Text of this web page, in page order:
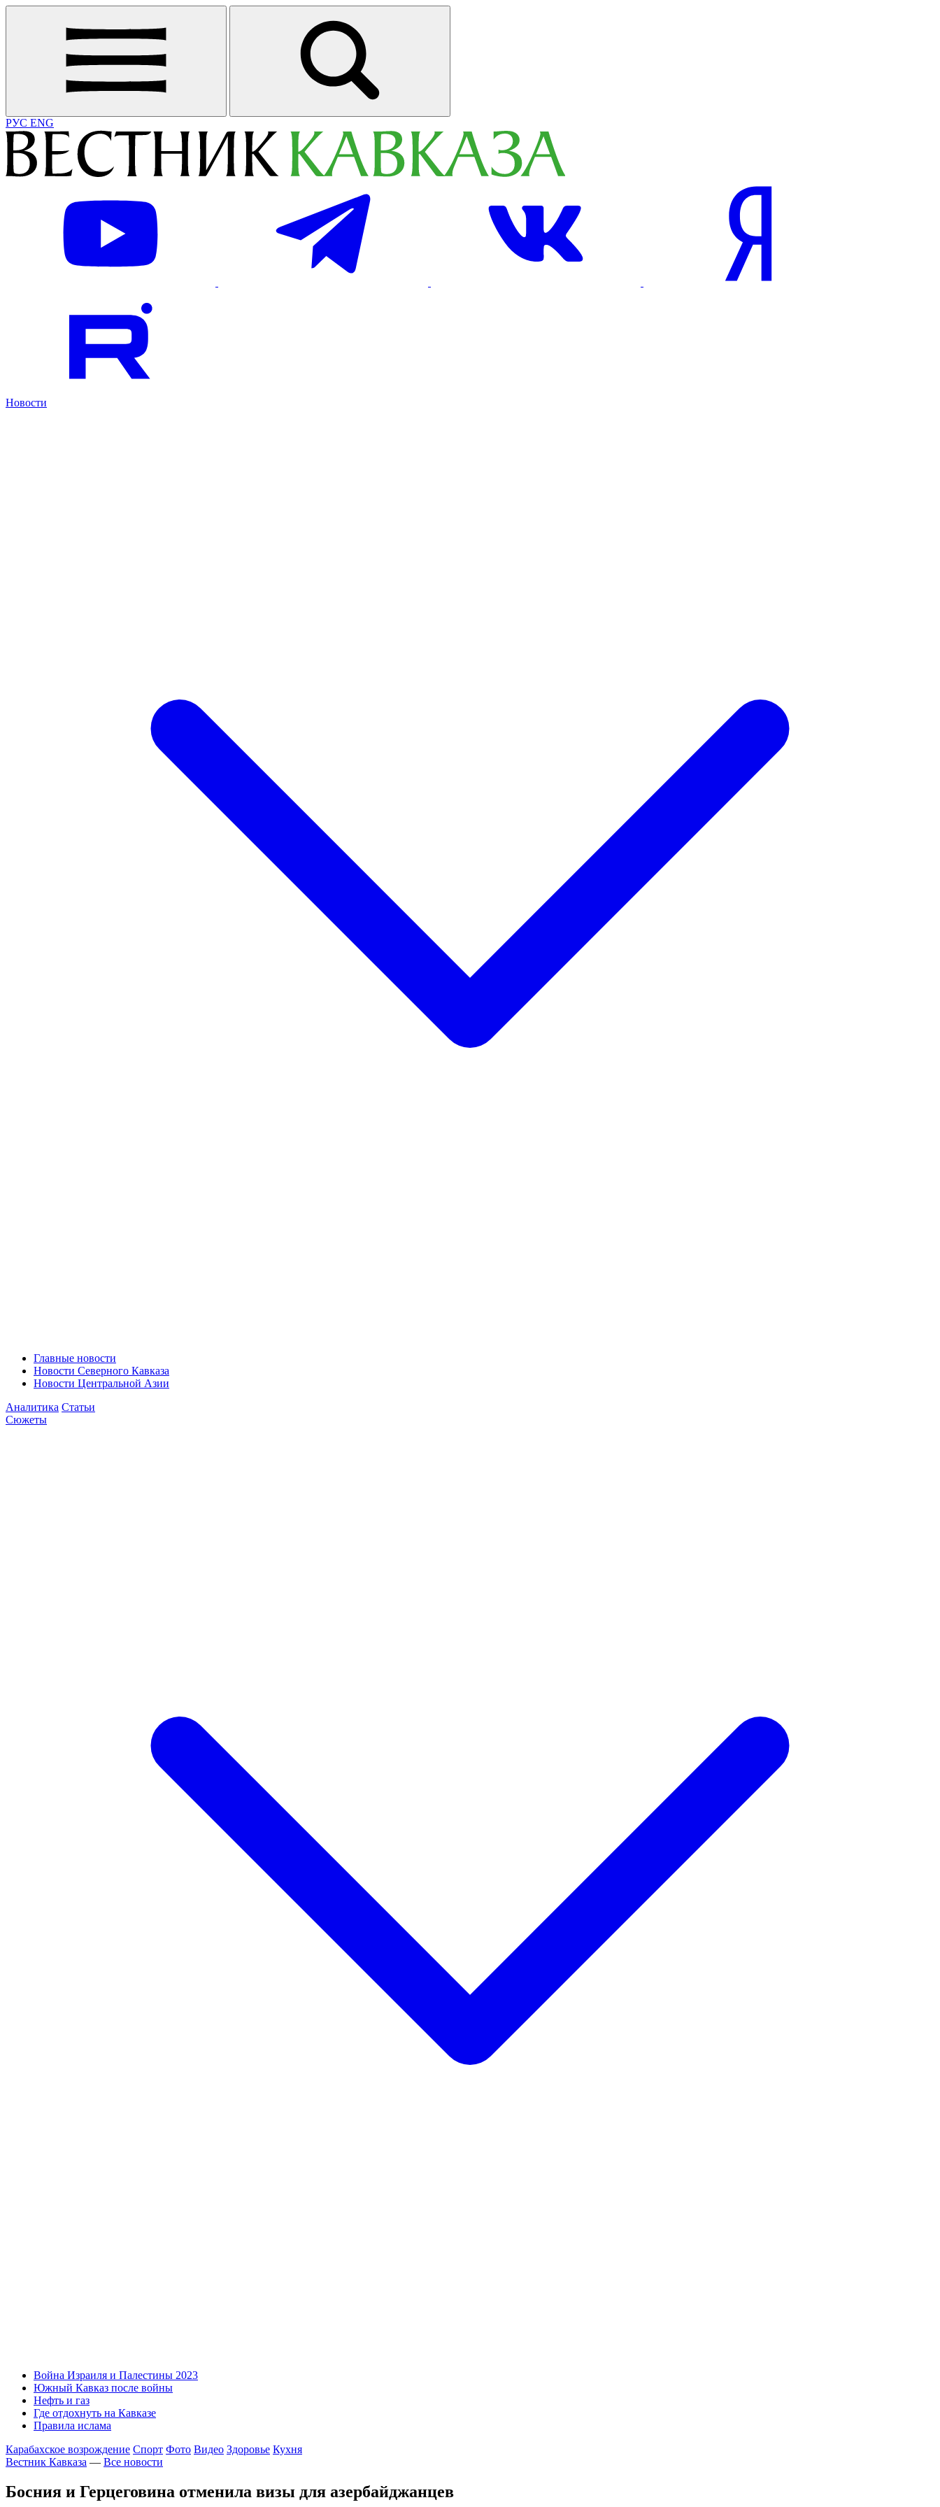
РУС ENG
Новости
Главные новости
Новости Северного Кавказа
Новости Центральной Азии
Аналитика Статьи
Сюжеты
Война Израиля и Палестины 2023
Южный Кавказ после войны
Нефть и газ
Где отдохнуть на Кавказе
Правила ислама
Карабахское возрождение Спорт Фото Видео Здоровье Кухня
Вестник Кавказа — Все новости
Босния и Герцеговина отменила визы для азербайджанцев